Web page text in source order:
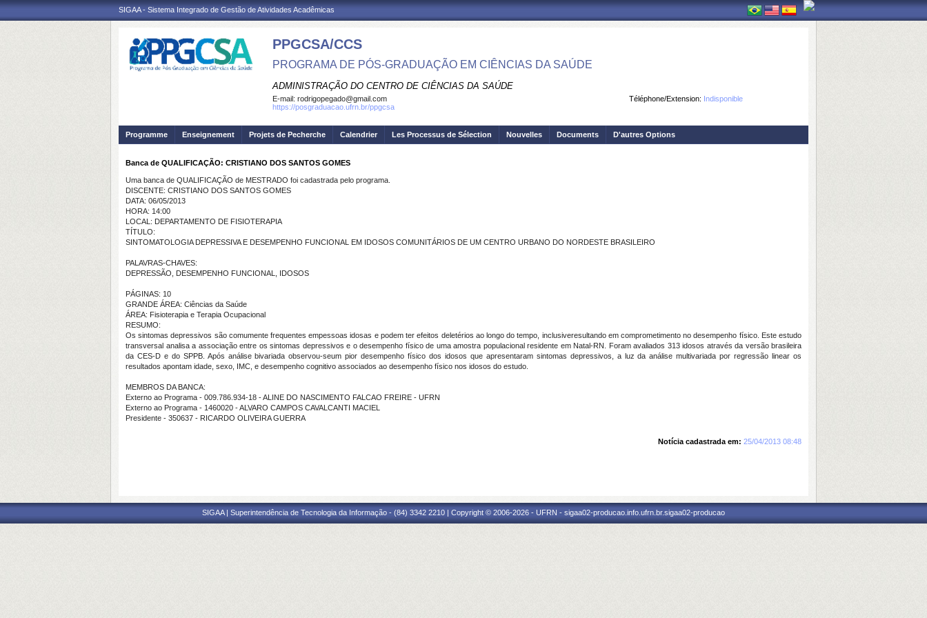
SIGAA - Sistema Integrado de Gestão de Atividades Acadêmicas
PPGCSA/CCS
PROGRAMA DE PÓS-GRADUAÇÃO EM CIÊNCIAS DA SAÚDE
ADMINISTRAÇÃO DO CENTRO DE CIÊNCIAS DA SAÚDE
Téléphone/Extension: Indisponible
E-mail: rodrigopegado@gmail.com
https://posgraduacao.ufrn.br/ppgcsa
Programme Enseignement Projets de Pecherche Calendrier Les Processus de Sélection Nouvelles Documents D'autres Options
Banca de QUALIFICAÇÃO: CRISTIANO DOS SANTOS GOMES
Uma banca de QUALIFICAÇÃO de MESTRADO foi cadastrada pelo programa.
DISCENTE: CRISTIANO DOS SANTOS GOMES
DATA: 06/05/2013
HORA: 14:00
LOCAL: DEPARTAMENTO DE FISIOTERAPIA
TÍTULO:
SINTOMATOLOGIA DEPRESSIVA E DESEMPENHO FUNCIONAL EM IDOSOS COMUNITÁRIOS DE UM CENTRO URBANO DO NORDESTE BRASILEIRO
PALAVRAS-CHAVES:
DEPRESSÃO, DESEMPENHO FUNCIONAL, IDOSOS
PÁGINAS: 10
GRANDE ÁREA: Ciências da Saúde
ÁREA: Fisioterapia e Terapia Ocupacional
RESUMO:
Os sintomas depressivos são comumente frequentes empessoas idosas e podem ter efeitos deletérios ao longo do tempo, inclusiveresultando em comprometimento no desempenho físico. Este estudo
transversal analisa a associação entre os sintomas depressivos e o desempenho físico de uma amostra populacional residente em Natal-RN. Foram avaliados 313 idosos através da versão brasileira
da CES-D e do SPPB. Após análise bivariada observou-seum pior desempenho físico dos idosos que apresentaram sintomas depressivos, a luz da análise multivariada por regressão linear os
resultados apontam idade, sexo, IMC, e desempenho cognitivo associados ao desempenho físico nos idosos do estudo.
MEMBROS DA BANCA:
Externo ao Programa - 009.786.934-18 - ALINE DO NASCIMENTO FALCAO FREIRE - UFRN
Externo ao Programa - 1460020 - ALVARO CAMPOS CAVALCANTI MACIEL
Presidente - 350637 - RICARDO OLIVEIRA GUERRA
Notícia cadastrada em: 25/04/2013 08:48
SIGAA | Superintendência de Tecnologia da Informação - (84) 3342 2210 | Copyright © 2006-2026 - UFRN - sigaa02-producao.info.ufrn.br.sigaa02-producao